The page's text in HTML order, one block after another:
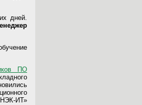
дней.
ПО
ИТ»